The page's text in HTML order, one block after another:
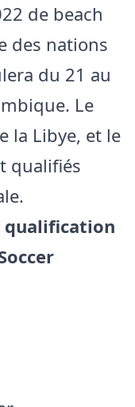
de beach
des nations
du 21 au
Le
la Libye, et le
qualifiés
qualification